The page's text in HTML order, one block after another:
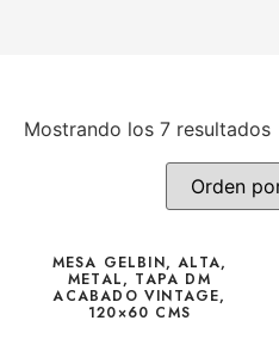
Mostrando los 7 resultados
MESA GELBIN, ALTA,
METAL, TAPA DM
ACABADO VINTAGE,
120×60 CMS